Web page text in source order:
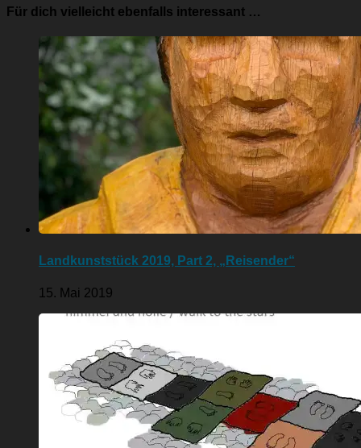
Für dich vielleicht ebenfalls interessant …
Landkunststück 2019, Part 2, „Reisender“
15. Mai 2019